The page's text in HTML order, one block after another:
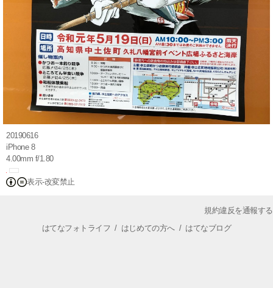
20190616
iPhone 8
4.00mm f/1.80
表示-改変禁止
規約違反を通報する
はてなフォトライフ / はじめての方へ/ はてなブログ